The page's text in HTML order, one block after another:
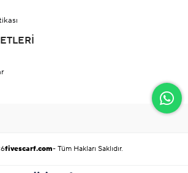
fivescarf.com- Tüm Hakları Saklıdır.